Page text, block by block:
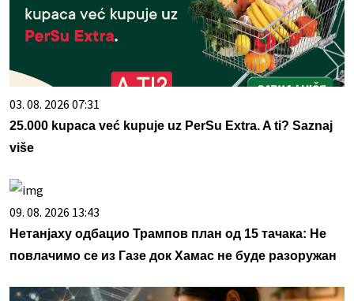
03. 08. 2026 07:31
25.000 kupaca već kupuje uz PerSu Extra. A ti? Saznaj
više
09. 08. 2026 13:43
Нетанјаху одбацио Трампов план од 15 тачака: Не
повлачимо се из Газе док Хамас не буде разоружан